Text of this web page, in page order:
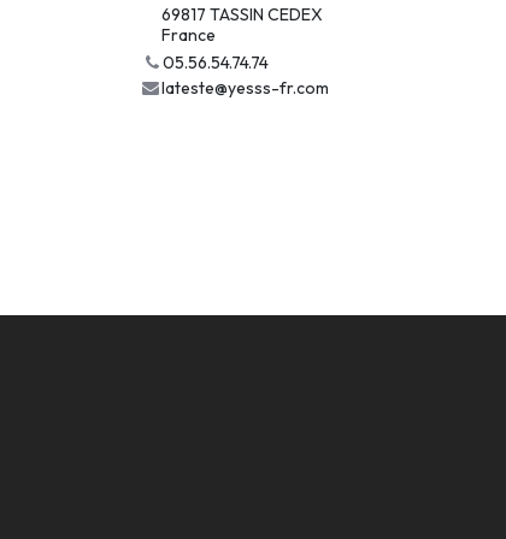
69817 TASSIN CEDEX
France
05.56.54.74.74
lateste@yesss-fr.com